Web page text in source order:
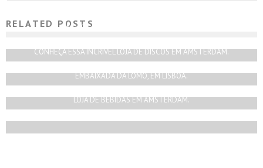
RELATED POSTSMUSEU DA MACONHA EM AMSTERDAM.
CONHEÇA ESSA INCRÍVEL LOJA DE DISCOS EM AMSTERDAM.
EMBAIXADA DA LOMO, EM LISBOA.
LOJA DE BEBIDAS EM AMSTERDAM.